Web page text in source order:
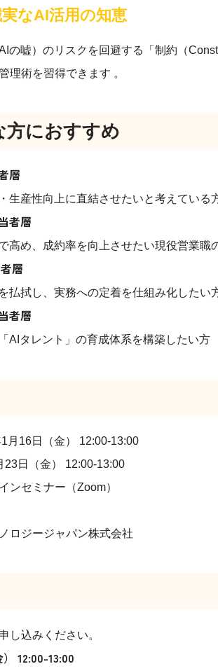
なAI活用の知恵
の嘘）のリスクを回避する「制約（
理術を習得できます 。
方におすすめ
層
生産性向上に直結させたいと考えている
者層
高め、成約率を向上させたい現役営業職
層
払拭し、実務への定着を仕組み化したい
者層
AIタレント」の育成体系を構築したい方
月16日（金） 12:00-13:00
金） 12:00-13:00
ンセミナー（Zoom）
ロジージャパン株式会社
し込みください。
12:00-13:00